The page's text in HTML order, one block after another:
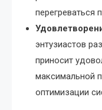
перегреваться
энтузиастов
приносит
максимальной
оптимизации